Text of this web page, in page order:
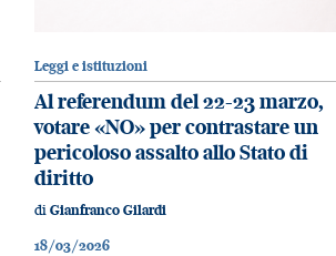
Leggi e istituzioni
Al referendum del 22-23 marzo,
votare «NO» per contrastare un
pericoloso assalto allo Stato di
diritto
di Gianfranco Gilardi
18/03/2026